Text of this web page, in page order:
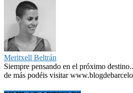
Meritxell Beltrán
Siempre pensando en el próximo
de más podéis visitar